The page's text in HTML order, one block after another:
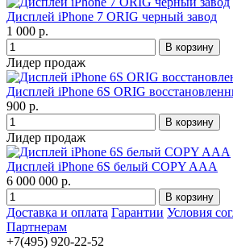
Дисплей iPhone 7 ORIG черный завод
1 000 р.
Лидер продаж
Дисплей iPhone 6S ORIG
900 р.
Лидер продаж
Дисплей iPhone 6S белый COPY AAA
6 000 000 р.
Доставка и оплата Гарантии Условия
Партнерам
+7(495) 920-22-52